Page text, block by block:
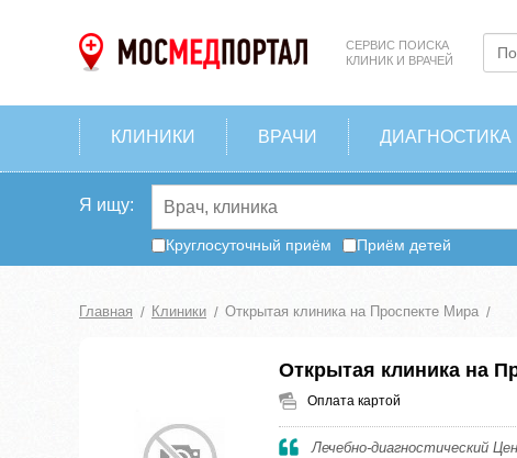
СЕРВИС ПОИСКА
КЛИНИК И ВРАЧЕЙ
КЛИНИКИ ВРАЧИ ДИАГНОСТИКА
Я ищу:
Круглосуточный приём Приём детей
Главная Клиники Открытая клиника на Проспекте Мира
Открытая клиника на
Оплата картой
Лечебно-диагностический